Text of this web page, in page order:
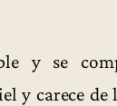
y se
y carece